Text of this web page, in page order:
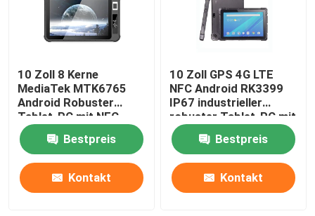
10 Zoll 8 Kerne
MediaTek MTK6765
Android Robuster
Tablet-PC mit NFC
Fingerabdruckscanner
Bestpreis
Kontakt
10 Zoll GPS 4G LTE
NFC Android RK3399
IP67 industrieller
robuster Tablet-PC mit
RS232 COM
Bestpreis
Kontakt